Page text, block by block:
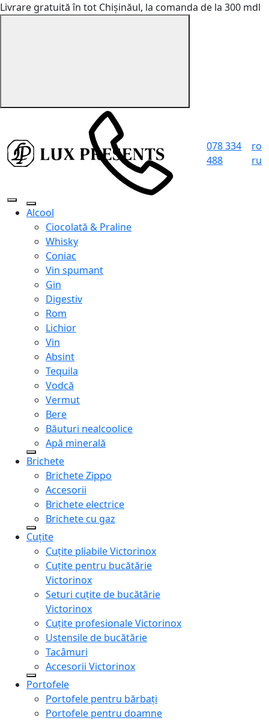
Livrare gratuită în tot Chișinăul, la comanda de la 300 mdl
078 334
488
ro
ru
Alcool
Ciocolată & Praline
Whisky
Coniac
Vin spumant
Gin
Digestiv
Rom
Lichior
Vin
Absint
Tequila
Vodcă
Vermut
Bere
Băuturi nealcoolice
Apă minerală
Brichete
Brichete Zippo
Accesorii
Brichete electrice
Brichete cu gaz
Cuțite
Cuțite pliabile Victorinox
Cuțite pentru bucătărie
Victorinox
Seturi cuțite de bucătărie
Victorinox
Cuțite profesionale Victorinox
Ustensile de bucătărie
Tacâmuri
Accesorii Victorinox
Portofele
Portofele pentru bărbați
Portofele pentru doamne